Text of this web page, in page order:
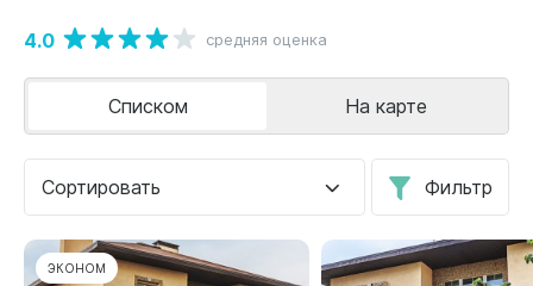
4.0 средняя оценка
Сортировать Фильтр
Списком На карте
ЭКОНОМ